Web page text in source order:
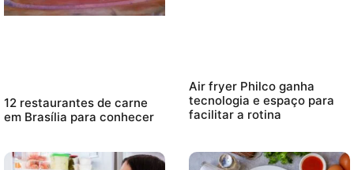
12 restaurantes de carne
em Brasília para conhecer
Air fryer Philco ganha
tecnologia e espaço para
facilitar a rotina